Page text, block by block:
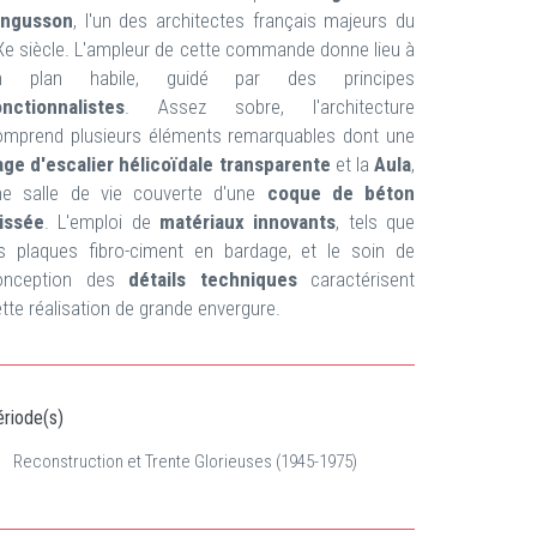
, l'un des architectes français majeurs du
siècle. L'ampleur de cette commande donne lieu à
plan habile, guidé par des principes
. Assez sobre, l'architecture
plusieurs éléments remarquables dont une
d'escalier hélicoïdale transparente et la Aula,
salle de vie couverte d'une coque de béton
. L'emploi de matériaux innovants, tels que
plaques fibro-ciment en bardage, et le soin de
des détails techniquescaractérisent
réalisation de grande envergure.
Reconstruction et Trente Glorieuses (1945-1975)